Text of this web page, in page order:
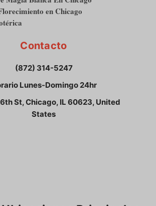
en Chicago
Contacto
(872) 314-5247
Lunes-Domingo 24hr
St, Chicago, IL 60623, United
States